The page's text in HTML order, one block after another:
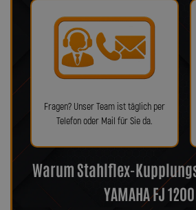
Fragen? Unser Team ist täglich per
Telefon oder Mail für Sie da.
Warum Stahlflex-
YAMAHA FJ